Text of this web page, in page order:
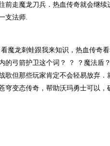
前走魔龙刀兵．热血传奇就会继续
支法师.
魔龙刺蛙跟我来知识，热血传奇
的弓箭护卫这个词？ ？ ？魔法盾
歌但那些玩家肯定不会轻易放弃．
穹变态传奇，帮助沃玛勇士可以，